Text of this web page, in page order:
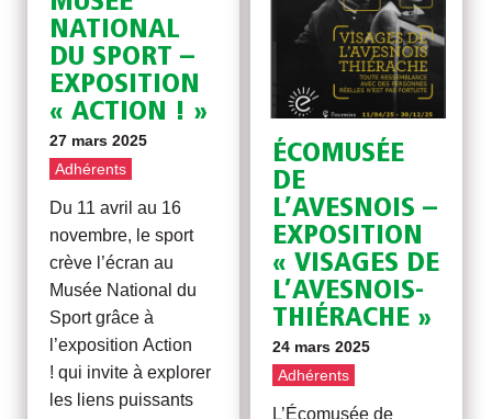
NATIONAL
DU SPORT –
EXPOSITION
« ACTION ! »
27 mars 2025
Adhérents
Du 11 avril au 16
novembre, le sport
crève l’écran au
Musée National du
Sport grâce à
l’exposition Action
! qui invite à explorer
les liens puissants
ÉCOMUSÉE
DE
L’AVESNOIS –
EXPOSITION
« VISAGES DE
L’AVESNOIS-
THIÉRACHE »
24 mars 2025
Adhérents
L’Écomusée de